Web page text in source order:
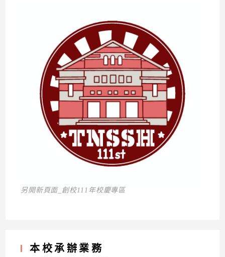
另開新頁面_創校111年校慶專區
本校承辦業務